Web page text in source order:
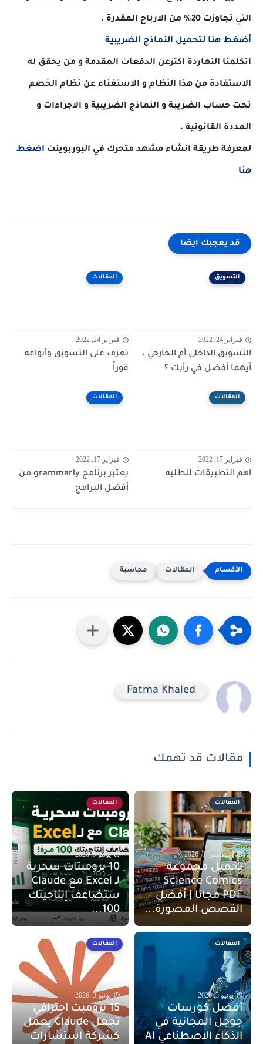
التي تجاوزت 20% من الارباح المقدرة .
أضغط هنا لتحميل النماذج الضريبية
اتكلمنا النهاردة اكترعن الدفعات المقدمة و من يحقق له
الاستفادة من هذا النظام و الاستغناء عن نظام الخصم
تحت حساب الضريبة و النماذج الضريبية و الاجراءات و
المددة القانونية .
لمعرفة طريقة انشاء مشهد متحرك في البوربوينت اضغط
هنا
قد يعجبك ايضا
التسويق
فبراير 24, 2022
التسويق الداخلى أم الخارجي ،
أيهما أفضل في رأيك ؟
المقالات
فبراير 24, 2022
تعرف على التسويق وأنواعه
فوراً
المقالات
فبراير 17, 2022
اهم التطبيقات للطلبه
المقالات
فبراير 17, 2022
يعتبر برنامج grammarly من
أفضل البرامج
المقالات محاسبة
Fatma Khaled
مقالات قد تهمك
المقالات
أغسطس 8, 2026
تحميل مجموعة
Science Comics
PDF مجانا | أفضل
القصص المصورة...
المقالات
يونيو 9, 2026
10 برومبتات سحرية
لـ Excel مع Claude
ستضاعف إنتاجيتك
100...
المقالات
يونيو 3, 2026
أفضل كورسات
جوجل المجانية في
الذكاء الاصطناعي AI
المقالات
يونيو 3, 2026
15 برومبت احترافي
تجعل Claude يعمل
كشركة استشارات